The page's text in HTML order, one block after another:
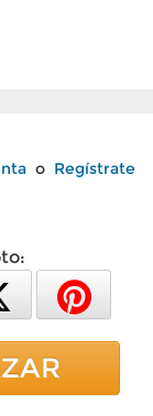
o Regístrate